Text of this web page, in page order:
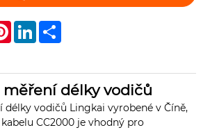
PinterestLinkedIn
měření délky vodičů
délky vodičů Lingkai vyrobené v Číně,
CC2000 je vhodný pro